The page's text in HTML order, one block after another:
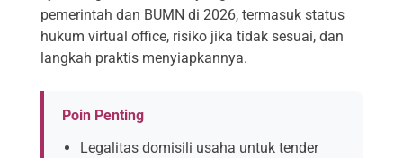
pemerintah dan BUMN di 2026, termasuk status
hukum virtual office, risiko jika tidak sesuai, dan
langkah praktis menyiapkannya.
Poin Penting
Legalitas domisili usaha untuk tender